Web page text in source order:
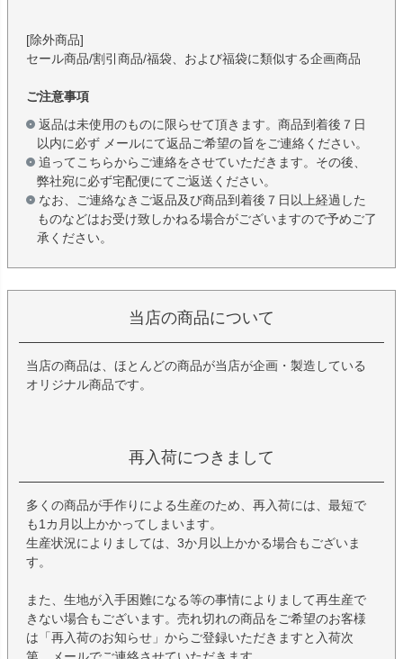
[除外商品]
セール商品/割引商品/福袋、および福袋に類似する企画商品
ご注意事項
返品は未使用のものに限らせて頂きます。商品到着後７日
以内に必ず メールにて返品ご希望の旨をご連絡ください。
追ってこちらからご連絡をさせていただきます。その後、
弊社宛に必ず宅配便にてご返送ください。
なお、ご連絡なきご返品及び商品到着後７日以上経過した
ものなどはお受け致しかねる場合がございますので予めご了
承ください。
当店の商品について
当店の商品は、ほとんどの商品が当店が企画・製造している
オリジナル商品です。
再入荷につきまして
多くの商品が手作りによる生産のため、再入荷には、最短で
も1カ月以上かかってしまいます。
生産状況によりましては、3か月以上かかる場合もございま
す。
また、生地が入手困難になる等の事情によりまして再生産で
きない場合もございます。売れ切れの商品をご希望のお客様
は「再入荷のお知らせ」からご登録いただきますと入荷次
第、メールでご連絡させていただきます。